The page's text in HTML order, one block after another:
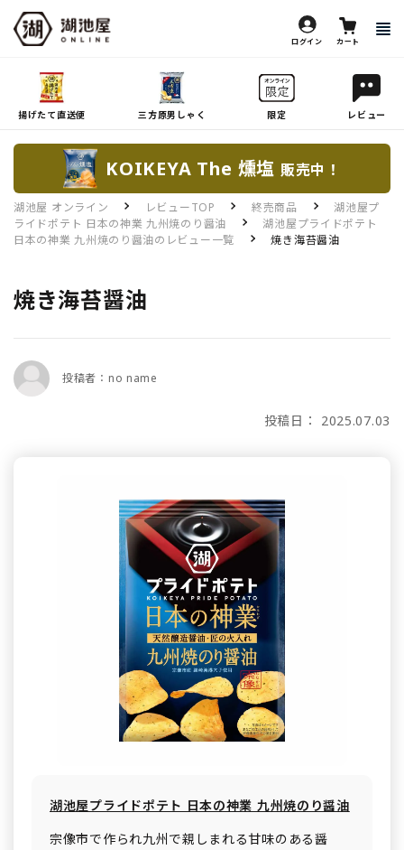
ログイン カート
揚げたて直送便 三方原男しゃく 限定 レビュー
KOIKEYA The 燻塩 販売中！
湖池屋 オンライン レビューTOP 終売商品
湖池屋プ
ライドポテト 日本の神業 九州焼のり醤油
湖池屋プライドポテト
日本の神業 九州焼のり醤油のレビュー一覧
焼き海苔醤油
焼き海苔醤油
投稿者：no name
投稿日： 2025.07.03
湖池屋プライドポテト 日本の神業 九州焼のり醤油
宗像市で作られ九州で親しまれる甘味のある醤